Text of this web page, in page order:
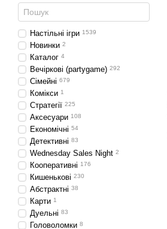
Настільні ігри 1539
Новинки 2
Каталог 4
Вечіркові (partygame) 292
Cімейні 679
Комікси 1
Стратегії 225
Аксесуари 108
Економічні 54
Детективні 83
Wednesday Sales Night 2
Кооперативні 176
Кишенькові 230
Абстрактні 38
Карти 1
Дуельні 83
Головоломки 8